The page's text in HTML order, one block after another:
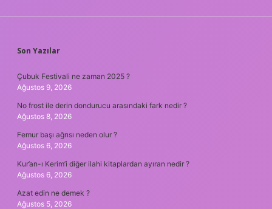
SIDEBAR
Son Yazılar
Çubuk Festivali ne zaman 2025 ?
Ağustos 9, 2026
No frost ile derin dondurucu arasındaki fark nedir ?
Ağustos 8, 2026
Femur başı ağrısı neden olur ?
Ağustos 6, 2026
Kur’an-ı Kerim’i diğer ilahi kitaplardan ayıran nedir ?
Ağustos 6, 2026
Azat edin ne demek ?
Ağustos 5, 2026